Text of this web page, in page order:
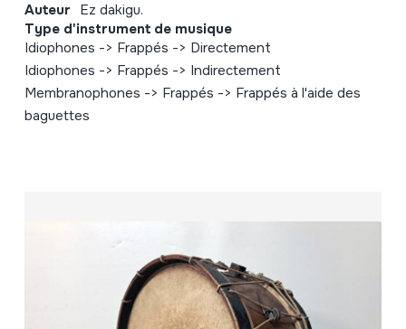
Auteur Ez dakigu.
Type d'instrument de musique
Idiophones -> Frappés -> Directement
Idiophones -> Frappés -> Indirectement
Membranophones -> Frappés -> Frappés à l'aide des
baguettes